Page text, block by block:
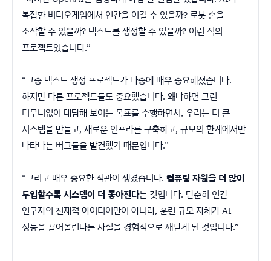
복잡한 비디오게임에서 인간을 이길 수 있을까? 로봇 손을
조작할 수 있을까? 텍스트를 생성할 수 있을까? 이런 식의
프로젝트였습니다.”
“그중 텍스트 생성 프로젝트가 나중에 매우 중요해졌습니다.
하지만 다른 프로젝트들도 중요했습니다. 왜냐하면 그런
터무니없이 대담해 보이는 목표를 수행하면서, 우리는 더 큰
시스템을 만들고, 새로운 인프라를 구축하고, 규모의 한계에서만
나타나는 버그들을 발견했기 때문입니다.”
“그리고 매우 중요한 직관이 생겼습니다. 컴퓨팅 자원을 더 많이
투입할수록 시스템이 더 좋아진다는 것입니다. 단순히 인간
연구자의 천재적 아이디어만이 아니라, 훈련 규모 자체가 AI
성능을 끌어올린다는 사실을 경험적으로 깨닫게 된 것입니다.”